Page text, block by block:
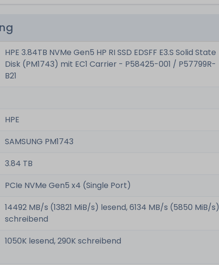
HPE 3.84TB NVMe Gen5 HP RI SSD EDSFF E3.S Solid State
Disk (PM1743) mit EC1 Carrier - P58425-001 / P57799R-
B21
HPE
SAMSUNG PM1743
3.84 TB
PCIe NVMe Gen5 x4 (Single Port)
14492 MB/s (13821 MiB/s) lesend, 6134 MB/s (5850 MiB/s)
schreibend
1050K lesend, 290K schreibend